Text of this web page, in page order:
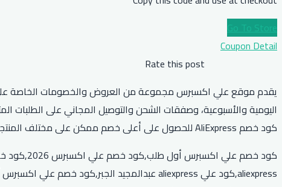
Go To Store
Coupon Detail
Rate this post
كود خصم AliExpress للحصول على أعلى خصم ممكن على مختلف المنتجات المتوفرة في المتجر.